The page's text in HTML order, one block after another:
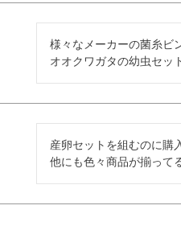
様々なメーカーの菌糸ビ
産卵セットを組むのに購
他にも色々商品が揃って